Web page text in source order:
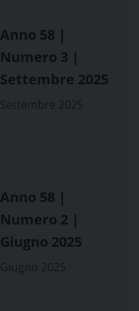
Anno 58 |
Numero 3 |
Settembre 2025
Settembre 2025
Anno 58 |
Numero 2 |
Giugno 2025
Giugno 2025